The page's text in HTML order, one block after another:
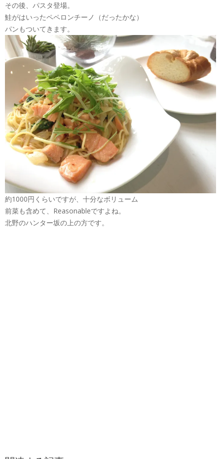
その後、パスタ登場。
鮭がはいったペペロンチーノ（だったかな）
パンもついてきます。
約1000円くらいですが、十分なボリューム
前菜も含めて、Reasonableですよね。
北野のハンター坂の上の方です。